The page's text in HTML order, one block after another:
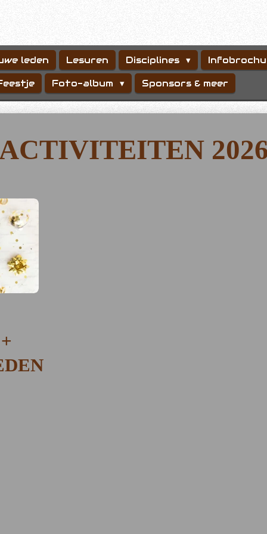
leden Lesuren Disciplines
Foto-album Sponsors & meer